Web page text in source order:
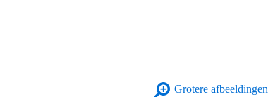
Grotere afbeeldingen